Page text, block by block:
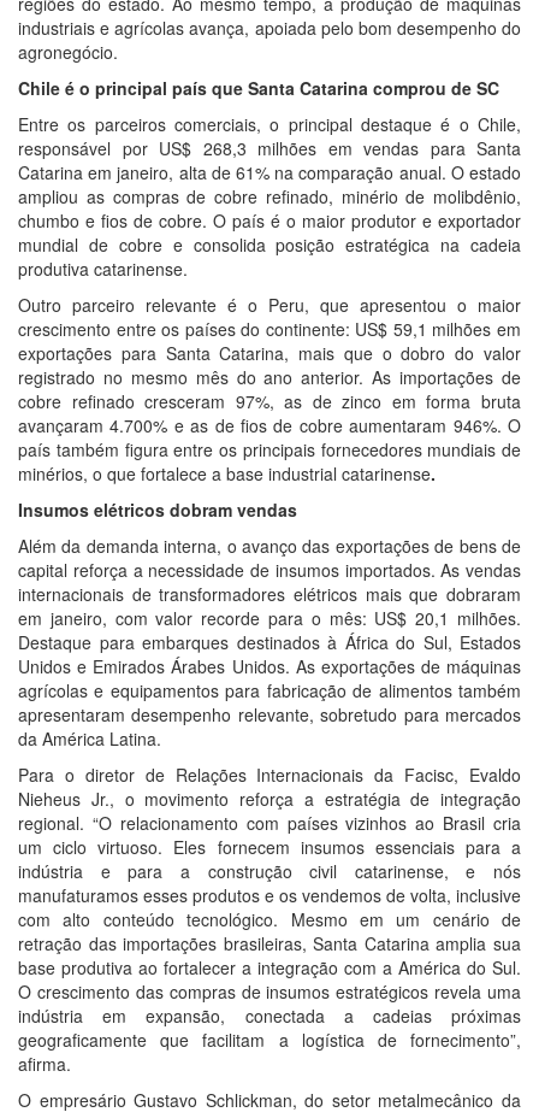
industriais e agrícolas avança, apoiada pelo bom desempenho do
agronegócio.
Chile é o principal país que Santa Catarina comprou de SC
Entre os parceiros comerciais, o principal destaque é o Chile,
responsável por US$ 268,3 milhões em vendas para Santa
Catarina em janeiro, alta de 61% na comparação anual. O estado
ampliou as compras de cobre refinado, minério de molibdênio,
chumbo e fios de cobre. O país é o maior produtor e exportador
mundial de cobre e consolida posição estratégica na cadeia
produtiva catarinense.
Outro parceiro relevante é o Peru, que apresentou o maior
crescimento entre os países do continente: US$ 59,1 milhões em
exportações para Santa Catarina, mais que o dobro do valor
registrado no mesmo mês do ano anterior. As importações de
cobre refinado cresceram 97%, as de zinco em forma bruta
avançaram 4.700% e as de fios de cobre aumentaram 946%. O
país também figura entre os principais fornecedores mundiais de
minérios, o que fortalece a base industrial catarinense.
Insumos elétricos dobram vendas
Além da demanda interna, o avanço das exportações de bens de
capital reforça a necessidade de insumos importados. As vendas
internacionais de transformadores elétricos mais que dobraram
em janeiro, com valor recorde para o mês: US$ 20,1 milhões.
Destaque para embarques destinados à África do Sul, Estados
Unidos e Emirados Árabes Unidos. As exportações de máquinas
agrícolas e equipamentos para fabricação de alimentos também
apresentaram desempenho relevante, sobretudo para mercados
da América Latina.
Para o diretor de Relações Internacionais da Facisc, Evaldo
Nieheus Jr., o movimento reforça a estratégia de integração
regional. “O relacionamento com países vizinhos ao Brasil cria
um ciclo virtuoso. Eles fornecem insumos essenciais para a
indústria e para a construção civil catarinense, e nós
manufaturamos esses produtos e os vendemos de volta, inclusive
com alto conteúdo tecnológico. Mesmo em um cenário de
retração das importações brasileiras, Santa Catarina amplia sua
base produtiva ao fortalecer a integração com a América do Sul.
O crescimento das compras de insumos estratégicos revela uma
indústria em expansão, conectada a cadeias próximas
geograficamente que facilitam a logística de fornecimento”,
afirma.
O empresário Gustavo Schlickman, do setor metalmecânico da